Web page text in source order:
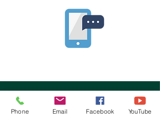
Phone Email Facebook YouTube